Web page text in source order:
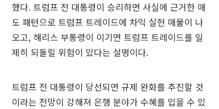
했다. 트럼프 전 대통령이 승리하면 사실에 근거한 매
도 패턴으로 트럼프 트레이드에 차익 실현 매물이 나
오고, 해리스 부통령이 이기면 트럼프 트레이드를 일
제히 되돌릴 위험이 있다는 설명이다.
트럼프 전 대통령이 당선되면 규제 완화를 추진할 것
이라는 전망이 강해져 은행 분야가 수혜를 입을 수 있